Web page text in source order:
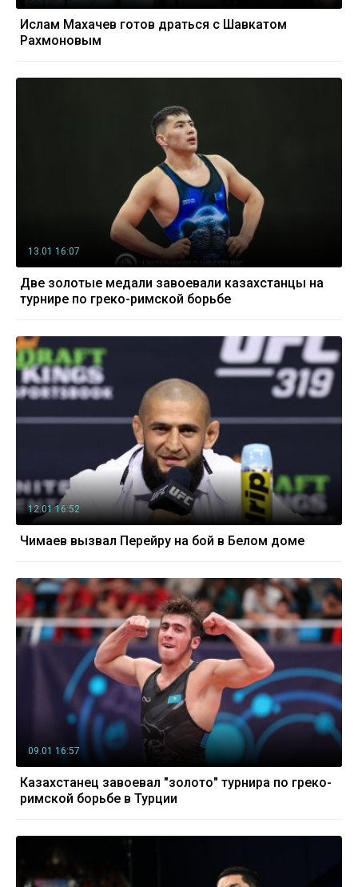
Ислам Махачев готов драться с Шавкатом
Рахмоновым
13.01 16:07
Две золотые медали завоевали казахстанцы на
турнире по греко-римской борьбе
12.01 16:52
Чимаев вызвал Перейру на бой в Белом доме
09.01 16:57
Казахстанец завоевал "золото" турнира по греко-
римской борьбе в Турции